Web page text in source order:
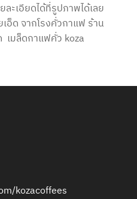
ะเอียดได้ที่รูปภาพได้เลย
อ็ด จากโรงคั่วกาแฟ ร้าน
เมล็ดกาแฟคั่ว koza
kozacoffees